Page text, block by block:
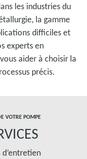
les industries du
la gamme
difficiles et
experts en
aider à choisir la
précis.
VOTRE POMPE